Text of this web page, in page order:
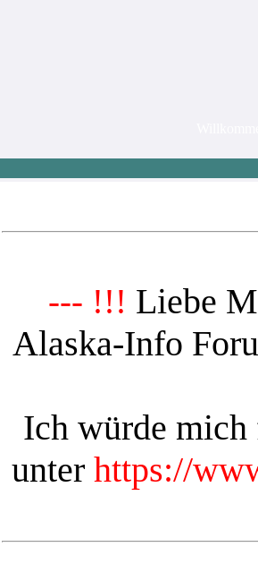
--- !!! Liebe
Alaska-Info
Ich würde mich
unter https://